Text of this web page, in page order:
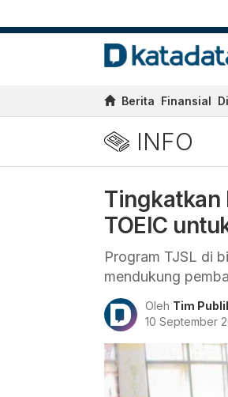
Berita Finansial
INFO
Tingkatkan
TOEIC
Program TJSL di
mendukung
Oleh Tim
10 September